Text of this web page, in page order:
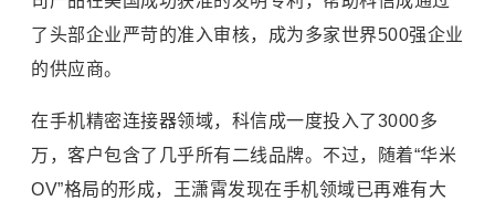
了头部企业严苛的准入审核，成为多家世界500强企业
的供应商。
在手机精密连接器领域，科信成一度投入了3000多
万，客户包含了几乎所有二线品牌。不过，随着“华米
OV”格局的形成，王潇霄发现在手机领域已再难有大